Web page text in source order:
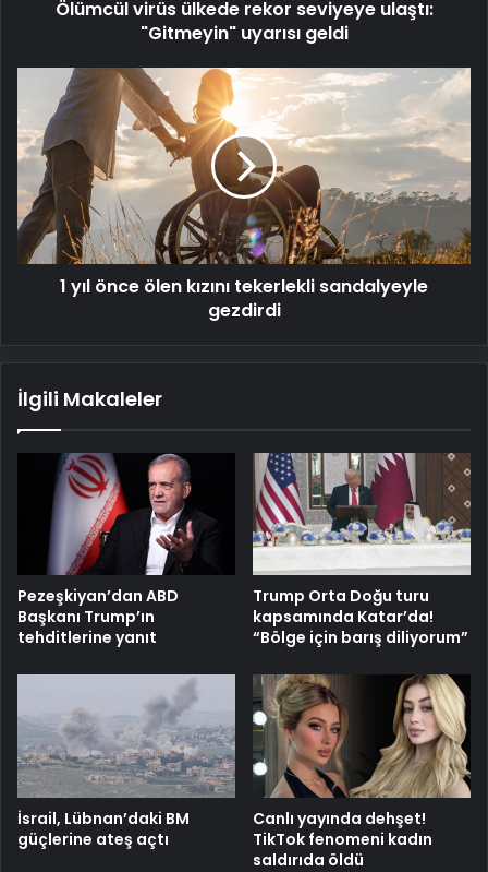
Ölümcül virüs ülkede rekor seviyeye ulaştı:
"Gitmeyin" uyarısı geldi
önce
ölen
kızını
tekerlekli
sandalyeyle
gezdirdi
1 yıl önce ölen kızını tekerlekli sandalyeyle
gezdirdi
İlgili Makaleler
Pezeşkiyan’dan ABD
Başkanı Trump’ın
tehditlerine yanıt
Trump Orta Doğu turu
kapsamında Katar’da!
“Bölge için barış diliyorum”
İsrail, Lübnan’daki BM
güçlerine ateş açtı
Canlı yayında dehşet!
TikTok fenomeni kadın
saldırıda öldü